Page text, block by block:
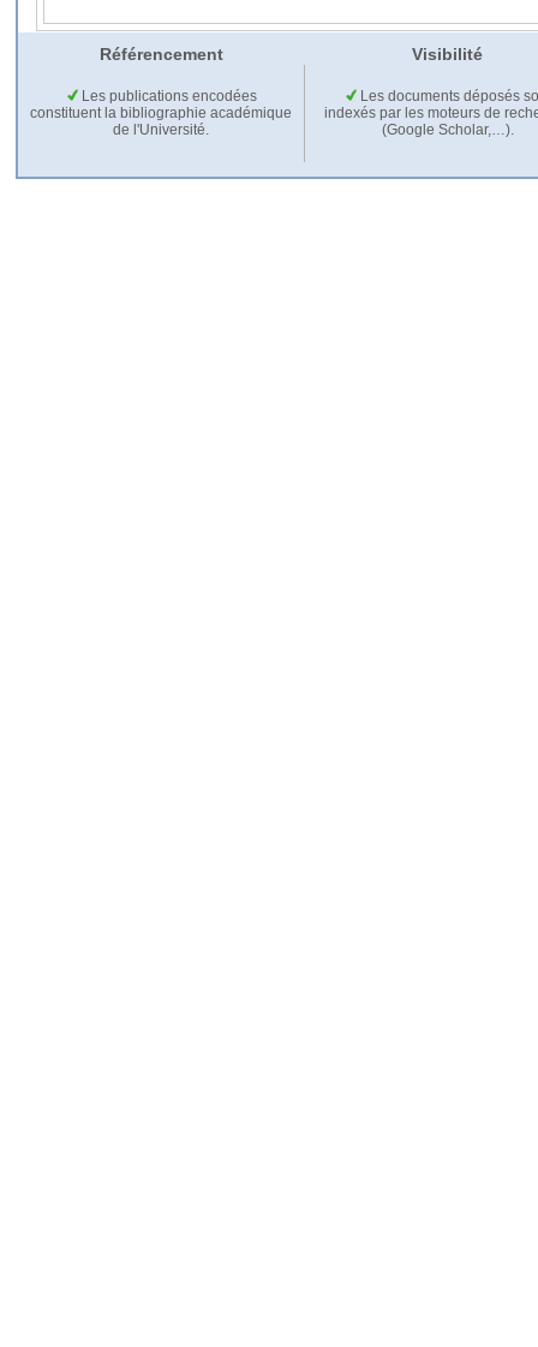
Référencement Visibilité
Les publications encodées
constituent la bibliographie académique
de l'Université.
Les documents déposés
indexés par les moteurs de
(Google Scholar,…).